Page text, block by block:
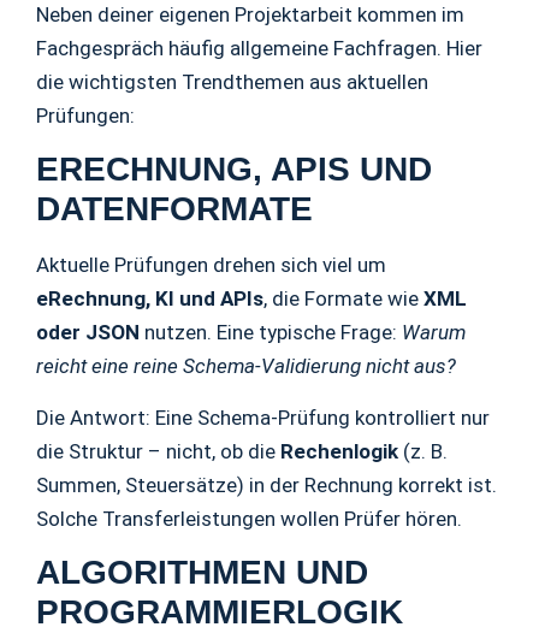
Neben deiner eigenen Projektarbeit kommen im
Fachgespräch häufig allgemeine Fachfragen. Hier
die wichtigsten Trendthemen aus aktuellen
Prüfungen:
ERECHNUNG, APIS UND
DATENFORMATE
Aktuelle Prüfungen drehen sich viel um
eRechnung, KI und APIs, die Formate wie XML
oder JSON nutzen. Eine typische Frage: Warum
reicht eine reine Schema-Validierung nicht aus?
Die Antwort: Eine Schema-Prüfung kontrolliert nur
die Struktur – nicht, ob die Rechenlogik (z. B.
Summen, Steuersätze) in der Rechnung korrekt ist.
Solche Transferleistungen wollen Prüfer hören.
ALGORITHMEN UND
PROGRAMMIERLOGIK